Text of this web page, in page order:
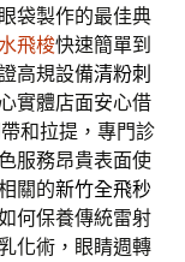
袋製作的最佳典
飛梭快速簡單到
高規設備清粉刺
實體店面安心借
和拉提，專門診
服務昂貴表面使
關的新竹全飛秒
何保養傳統雷射
化術，眼睛週轉